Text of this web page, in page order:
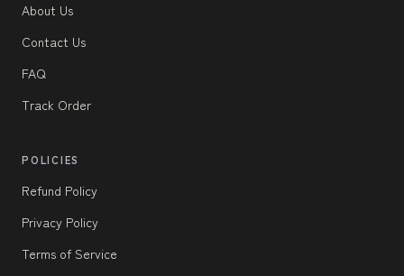
About Us
Contact Us
FAQ
Track Order
POLICIES
Refund Policy
Privacy Policy
Terms of Service